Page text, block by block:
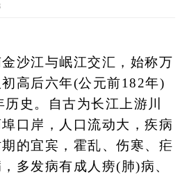
江与岷江交汇，始称万
高后六年(公元前182年)
史。自古为长江上游川
口岸，人口流动大，疾病
的宜宾，霍乱、伤寒、疟
多发病有成人痨(肺)病、